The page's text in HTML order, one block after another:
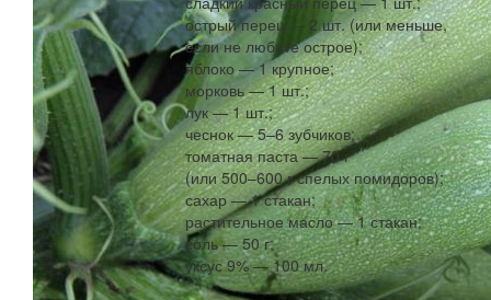
острый перец — 2 шт. (или меньше,
если не любите острое);
яблоко — 1 крупное;
морковь — 1 шт.;
лук — 1 шт.;
чеснок — 5–6 зубчиков;
томатная паста — 70 г
(или 500–600 г спелых помидоров);
сахар — 1 стакан;
растительное масло — 1 стакан;
соль — 50 г;
уксус 9% — 100 мл.